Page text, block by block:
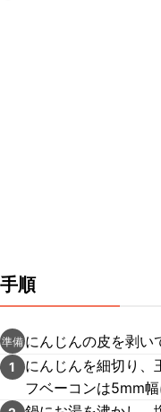
手順
準備 にんじんの皮を剥い
1
にんじんを細切り、
フベーコンは5mm幅